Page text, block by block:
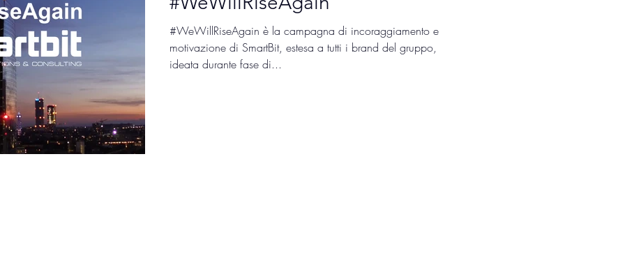
#WeWillRiseAgain è la campagna di incoraggiamento e
motivazione di SmartBit, estesa a tutti i brand del gruppo,
ideata durante fase di...